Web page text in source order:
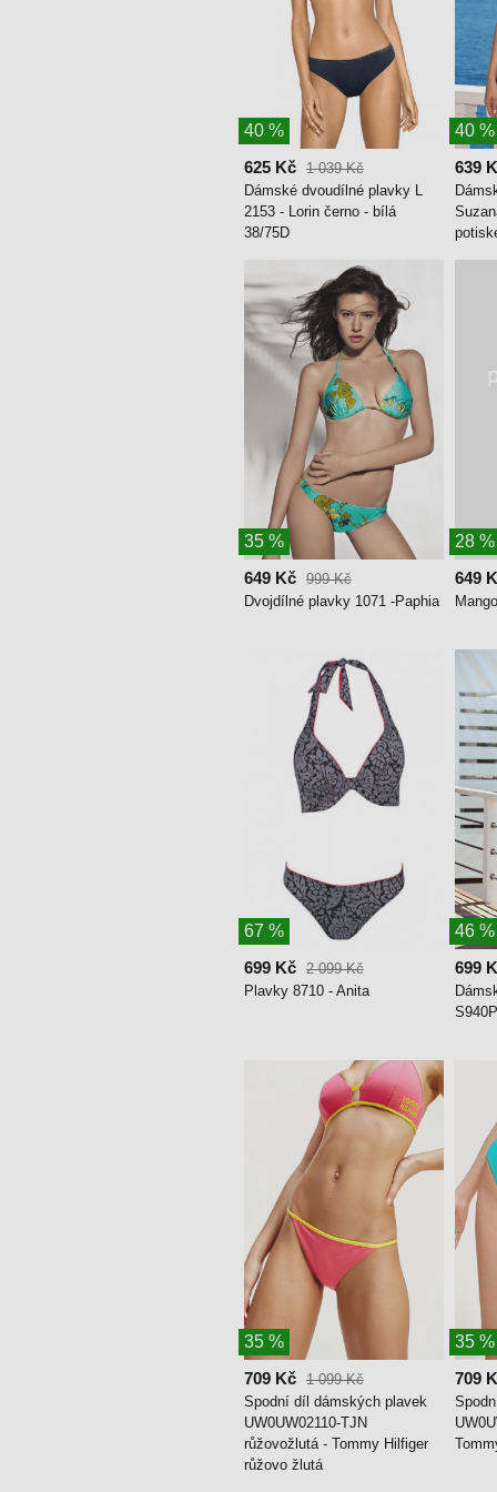
40 %
625 Kč 1 039 Kč
Dámské dvoudílné plavky L
2153 - Lorin černo - bílá
38/75D
40 %
639
35 %
649 Kč 999 Kč
Dvojdílné plavky 1071 -Paphia
28 %
649
67 %
699 Kč 2 099 Kč
Plavky 8710 - Anita
46 %
699
35 %
709 Kč 1 099 Kč
Spodní díl dámských plavek
UW0UW02110-TJN
růžovožlutá - Tommy Hilfiger
růžovo žlutá
35 %
709